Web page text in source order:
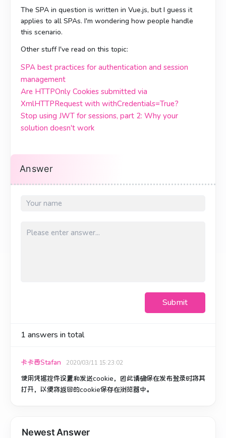
The SPA in question is written in Vue.js, but I guess it
applies to all SPAs. I'm wondering how people handle
this scenario.
Other stuff I've read on this topic:
SPA best practices for authentication and session
management
Are HTTPOnly Cookies submitted via
XmlHTTPRequest with withCredentials=True?
Stop using JWT for sessions, part 2: Why your
solution doesn't work
Answer
Submit
1 answers in total
卡卡西Stafan 2020/03/11 15:23:02
使用凭据控件设置和发送cookie，因此请确保在发布登录时将其
打开，以便将返回的cookie保存在浏览器中。
Newest Answer